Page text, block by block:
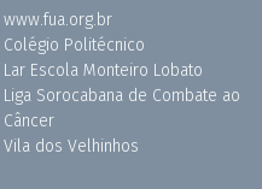
www.fua.org.br
Colégio Politécnico
Lar Escola Monteiro Lobato
Liga Sorocabana de Combate ao
Câncer
Vila dos Velhinhos